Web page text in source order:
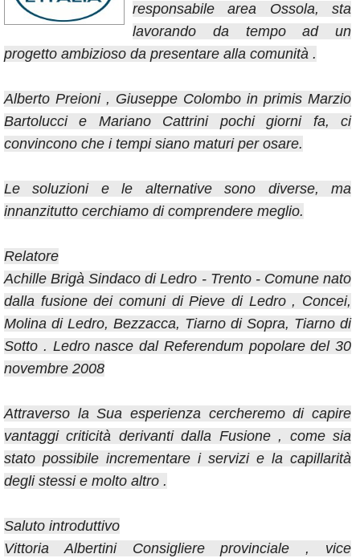
responsabile area Ossola, sta
lavorando da tempo ad un
progetto ambizioso da presentare alla comunità .
Alberto Preioni , Giuseppe Colombo in primis Marzio
Bartolucci e Mariano Cattrini pochi giorni fa, ci
convincono che i tempi siano maturi per osare.
Le soluzioni e le alternative sono diverse, ma
innanzitutto cerchiamo di comprendere meglio.
Relatore
Achille Brigà Sindaco di Ledro - Trento - Comune nato
dalla fusione dei comuni di Pieve di Ledro , Concei,
Molina di Ledro, Bezzacca, Tiarno di Sopra, Tiarno di
Sotto . Ledro nasce dal Referendum popolare del 30
novembre 2008
Attraverso la Sua esperienza cercheremo di capire
vantaggi criticità derivanti dalla Fusione , come sia
stato possibile incrementare i servizi e la capillarità
degli stessi e molto altro .
Saluto introduttivo
Vittoria Albertini Consigliere provinciale , vice